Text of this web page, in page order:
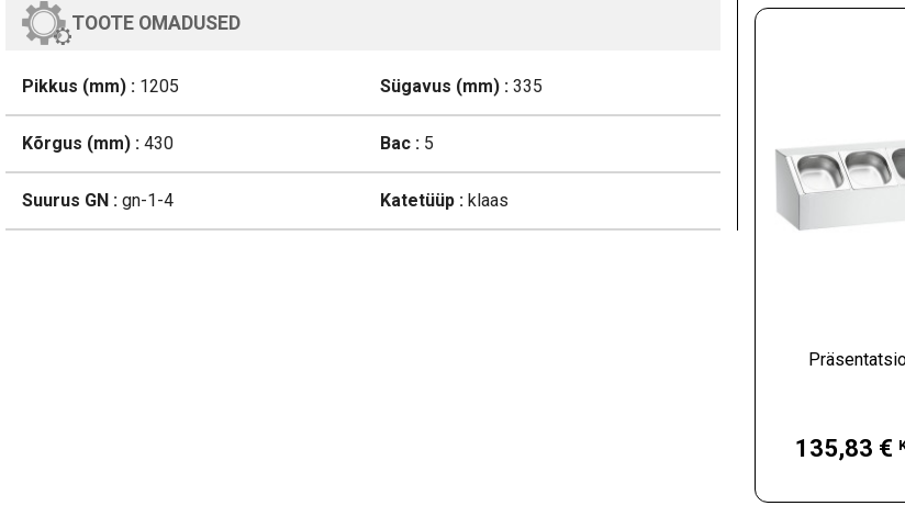
TOOTE OMADUSED
Pikkus (mm) : 1205 Sügavus (mm) :335
Kõrgus (mm) : 430 Bac :5
Suurus GN : gn-1-4 Katetüüp :klaas
135,83 €